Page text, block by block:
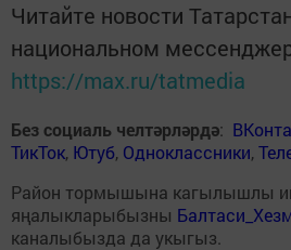
Читайте новости
национальном
https://max.ru/tatmedia
Без социаль челтәрләрдә:
ТикТок, Ютуб, Одноклассники,
Район тормышына кагылышлы
яңалыкларыбызны
каналыбызда да укыгыз.